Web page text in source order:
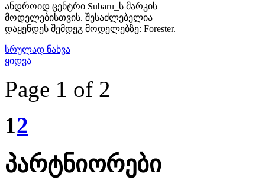
ანდროიდ ცენტრი Subaru_ს მარკის
მოდელებისთვის. შესაძლებელია
დაყენდეს შემდეგ მოდელებზე: Forester.
სრულად ნახვა
ყიდვა
Page 1 of 2
12
პარტნიორები